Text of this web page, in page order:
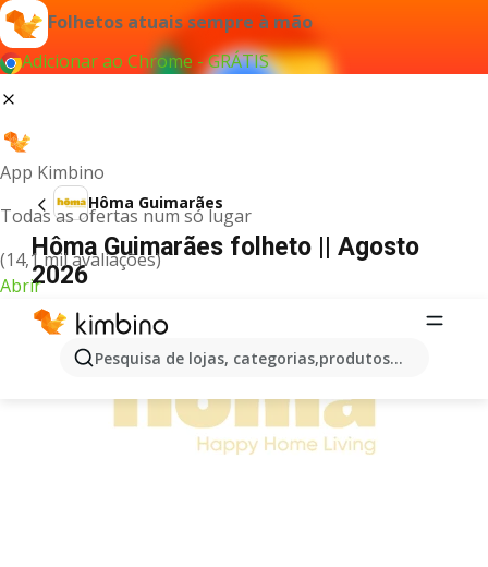
Folhetos atuais sempre à mão
Adicionar ao Chrome - GRÁTIS
App Kimbino
Todas as ofertas num só lugar
(14,1 mil avaliações)
Abrir
Pesquisa de lojas, categorias,produtos...
Hôma Guimarães
Hôma Guimarães folheto || Agosto
2026